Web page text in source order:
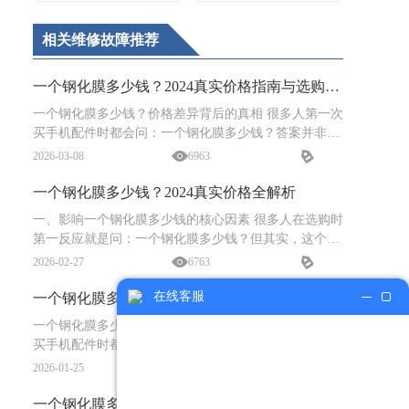
相关维修故障推荐
一个钢化膜多少钱？2024真实价格指南与选购避
坑指南
一个钢化膜多少钱？价格差异背后的真相 很多人第一次
买手机配件时都会问：一个钢化膜多少钱？答案并非固
定——从3元到128元不等。但价格差异绝非“越贵越
2026-03-08 6963
一个钢化膜多少钱？2024真实价格全解析
一、影响一个钢化膜多少钱的核心因素 很多人在选购时
第一反应就是问：一个钢化膜多少钱？但其实，这个问
题没有统一答案。价格差异背后是材质、工艺、适配
性、防护等级等多重因素共同作用的结果。普通PET软
膜可能
2026-02-27 6763
一个钢化膜多少钱？2024真实价格指南，不花冤
枉钱
一个钢化膜多少钱？价格差异背后的真相 很多人第一次
买手机配件时都会问：一个钢化膜多少钱？答案看似简
单，实则跨度极大——从3元到上百元不等。但价格差
验与使
2026-01-25
一个钢化膜多少钱？2024最新价格全解析
在线客服